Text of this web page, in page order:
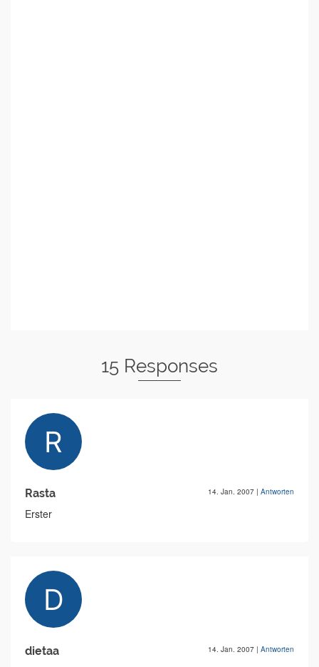
15 Responses
Rasta 14. Jan. 2007 | Antworten
Erster
dietaa 14. Jan. 2007 | Antworten